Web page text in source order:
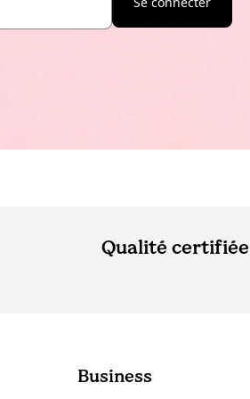
Qualité certifiée
Business